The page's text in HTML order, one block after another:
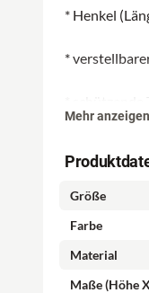
* Henkel
*
Innen:
Mehr anzeigen
Größe
Farbe
Material
Maße (Höhe